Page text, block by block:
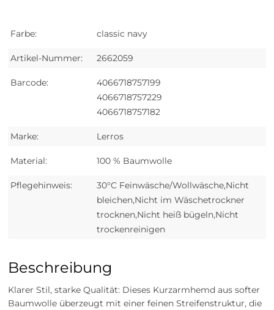
Farbe: classic navy
Artikel-Nummer: 2662059
Barcode:
4066718757199
4066718757229
4066718757182
Marke: Lerros
Material: 100 % Baumwolle
Pflegehinweis:
30°C Feinwäsche/Wollwäsche,Nicht
bleichen,Nicht im Wäschetrockner
trocknen,Nicht heiß bügeln,Nicht
trockenreinigen
Beschreibung
Klarer Stil, starke Qualität: Dieses Kurzarmhemd aus softer
Baumwolle überzeugt mit einer feinen Streifenstruktur, die